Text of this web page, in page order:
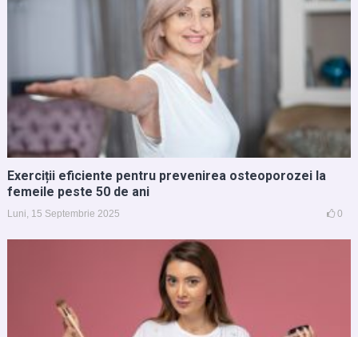
Exerciții eficiente pentru prevenirea osteoporozei la
femeile peste 50 de ani
Luni, 15 Septembrie 2025 0